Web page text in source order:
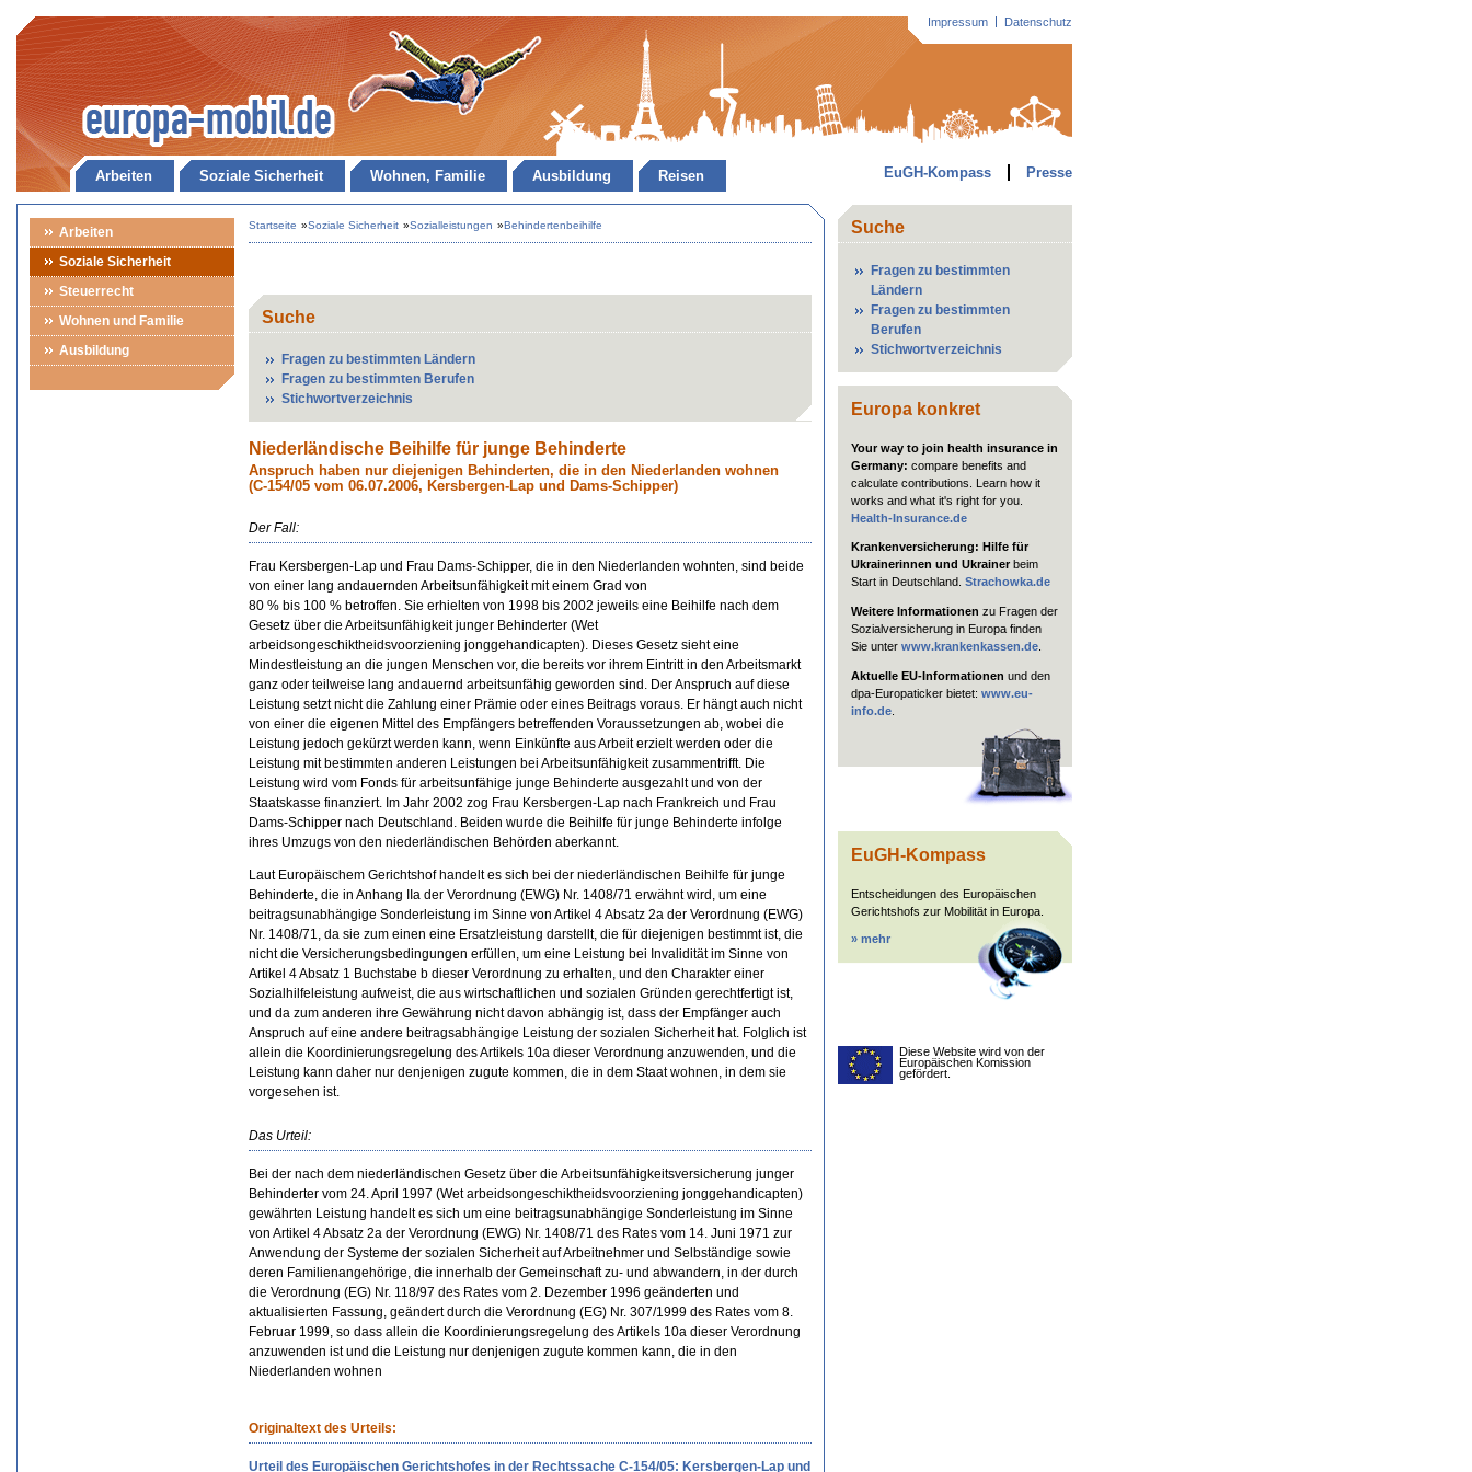
Arbeiten Soziale Sicherheit Wohnen, Familie Ausbildung Reisen EuGH-Kompass Presse
Arbeiten
Soziale Sicherheit
Steuerrecht
Wohnen und Familie
Ausbildung
Impressum Datenschutz
Startseite »Soziale Sicherheit »Sozialleistungen »Behindertenbeihilfe
Suche
Fragen zu bestimmten Ländern
Fragen zu bestimmten Berufen
Stichwortverzeichnis
Niederländische Beihilfe für junge Behinderte
Anspruch haben nur diejenigen Behinderten, die in den Niederlanden wohnen
(C-154/05 vom 06.07.2006, Kersbergen-Lap und Dams-Schipper)
Der Fall:
Frau Kersbergen-Lap und Frau Dams-Schipper, die in den Niederlanden wohnten, sind beide
von einer lang andauernden Arbeitsunfähigkeit mit einem Grad von
80 % bis 100 % betroffen. Sie erhielten von 1998 bis 2002 jeweils eine Beihilfe nach dem
Gesetz über die Arbeitsunfähigkeit junger Behinderter (Wet
arbeidsongeschiktheidsvoorziening jonggehandicapten). Dieses Gesetz sieht eine
Mindestleistung an die jungen Menschen vor, die bereits vor ihrem Eintritt in den Arbeitsmarkt
ganz oder teilweise lang andauernd arbeitsunfähig geworden sind. Der Anspruch auf diese
Leistung setzt nicht die Zahlung einer Prämie oder eines Beitrags voraus. Er hängt auch nicht
von einer die eigenen Mittel des Empfängers betreffenden Voraussetzungen ab, wobei die
Leistung jedoch gekürzt werden kann, wenn Einkünfte aus Arbeit erzielt werden oder die
Leistung mit bestimmten anderen Leistungen bei Arbeitsunfähigkeit zusammentrifft. Die
Leistung wird vom Fonds für arbeitsunfähige junge Behinderte ausgezahlt und von der
Staatskasse finanziert. Im Jahr 2002 zog Frau Kersbergen-Lap nach Frankreich und Frau
Dams-Schipper nach Deutschland. Beiden wurde die Beihilfe für junge Behinderte infolge
ihres Umzugs von den niederländischen Behörden aberkannt.
Laut Europäischem Gerichtshof handelt es sich bei der niederländischen Beihilfe für junge
Behinderte, die in Anhang IIa der Verordnung (EWG) Nr. 1408/71 erwähnt wird, um eine
beitragsunabhängige Sonderleistung im Sinne von Artikel 4 Absatz 2a der Verordnung (EWG)
Nr. 1408/71, da sie zum einen eine Ersatzleistung darstellt, die für diejenigen bestimmt ist, die
nicht die Versicherungsbedingungen erfüllen, um eine Leistung bei Invalidität im Sinne von
Artikel 4 Absatz 1 Buchstabe b dieser Verordnung zu erhalten, und den Charakter einer
Sozialhilfeleistung aufweist, die aus wirtschaftlichen und sozialen Gründen gerechtfertigt ist,
und da zum anderen ihre Gewährung nicht davon abhängig ist, dass der Empfänger auch
Anspruch auf eine andere beitragsabhängige Leistung der sozialen Sicherheit hat. Folglich ist
allein die Koordinierungsregelung des Artikels 10a dieser Verordnung anzuwenden, und die
Leistung kann daher nur denjenigen zugute kommen, die in dem Staat wohnen, in dem sie
vorgesehen ist.
Das Urteil:
Bei der nach dem niederländischen Gesetz über die Arbeitsunfähigkeitsversicherung junger
Behinderter vom 24. April 1997 (Wet arbeidsongeschiktheidsvoorziening jonggehandicapten)
gewährten Leistung handelt es sich um eine beitragsunabhängige Sonderleistung im Sinne
von Artikel 4 Absatz 2a der Verordnung (EWG) Nr. 1408/71 des Rates vom 14. Juni 1971 zur
Anwendung der Systeme der sozialen Sicherheit auf Arbeitnehmer und Selbständige sowie
deren Familienangehörige, die innerhalb der Gemeinschaft zu- und abwandern, in der durch
die Verordnung (EG) Nr. 118/97 des Rates vom 2. Dezember 1996 geänderten und
aktualisierten Fassung, geändert durch die Verordnung (EG) Nr. 307/1999 des Rates vom 8.
Februar 1999, so dass allein die Koordinierungsregelung des Artikels 10a dieser Verordnung
anzuwenden ist und die Leistung nur denjenigen zugute kommen kann, die in den
Niederlanden wohnen
Originaltext des Urteils:
Urteil des Europäischen Gerichtshofes in der Rechtssache C-154/05: Kersbergen-Lap und
Suche
Fragen zu bestimmten
Ländern
Fragen zu bestimmten
Berufen
Stichwortverzeichnis
Europa konkret
Your way to join health insurance in
Germany: compare benefits and
calculate contributions. Learn how it
works and what it's right for you.
Health-Insurance.de
Krankenversicherung: Hilfe für
Ukrainerinnen und Ukrainer beim
Start in Deutschland. Strachowka.de
Weitere Informationen zu Fragen der
Sozialversicherung in Europa finden
Sie unter www.krankenkassen.de
Aktuelle EU-Informationen und den
dpa-Europaticker bietet: www.eu-
info.de
EuGH-Kompass
Entscheidungen des Europäischen
Gerichtshofs zur Mobilität in Europa.
» mehr
Diese Website wird von der
Europäischen Komission
gefördert.